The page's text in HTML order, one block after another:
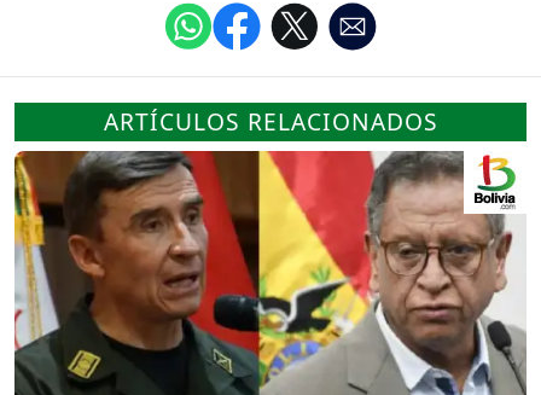
ARTÍCULOS RELACIONADOS